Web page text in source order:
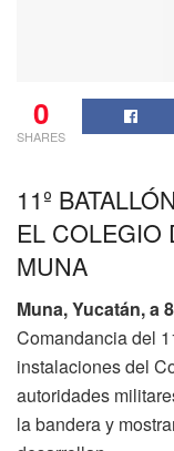
0
SHARES
11º
EL COLEGIO
MUNA
Muna, Yucatán, a
Comandancia del
instalaciones del
autoridades
la bandera y